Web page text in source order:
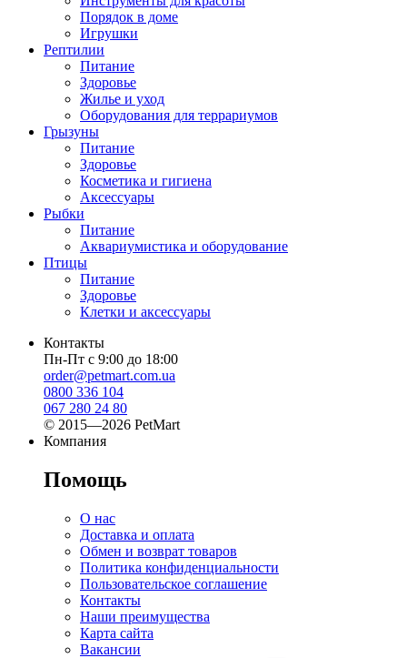
Порядок в доме
Игрушки
Рептилии
Питание
Здоровье
Жилье и уход
Оборудования для террариумов
Грызуны
Питание
Здоровье
Косметика и гигиена
Аксессуары
Рыбки
Питание
Аквариумистика и оборудование
Птицы
Питание
Здоровье
Клетки и аксессуары
Контакты
Пн-Пт с 9:00 до 18:00
order@petmart.com.ua
0800 336 104
067 280 24 80
© 2015—2026 PetMart
Компания
Помощь
О нас
Доставка и оплата
Обмен и возврат товаров
Политика конфиденциальности
Пользовательское соглашение
Контакты
Наши преимущества
Карта сайта
Вакансии